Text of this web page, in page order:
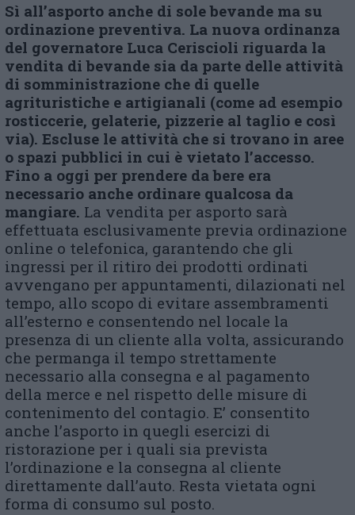
Sì all’asporto anche di sole bevande ma su
ordinazione preventiva. La nuova ordinanza
del governatore Luca Ceriscioli riguarda la
vendita di bevande sia da parte delle attività
di somministrazione che di quelle
agrituristiche e artigianali (come ad esempio
rosticcerie, gelaterie, pizzerie al taglio e così
via). Escluse le attività che si trovano in aree
o spazi pubblici in cui è vietato l’accesso.
Fino a oggi per prendere da bere era
necessario anche ordinare qualcosa da
mangiare. La vendita per asporto sarà
effettuata esclusivamente previa ordinazione
online o telefonica, garantendo che gli
ingressi per il ritiro dei prodotti ordinati
avvengano per appuntamenti, dilazionati nel
tempo, allo scopo di evitare assembramenti
all’esterno e consentendo nel locale la
presenza di un cliente alla volta, assicurando
che permanga il tempo strettamente
necessario alla consegna e al pagamento
della merce e nel rispetto delle misure di
contenimento del contagio. E’ consentito
anche l’asporto in quegli esercizi di
ristorazione per i quali sia prevista
l’ordinazione e la consegna al cliente
direttamente dall’auto. Resta vietata ogni
forma di consumo sul posto.